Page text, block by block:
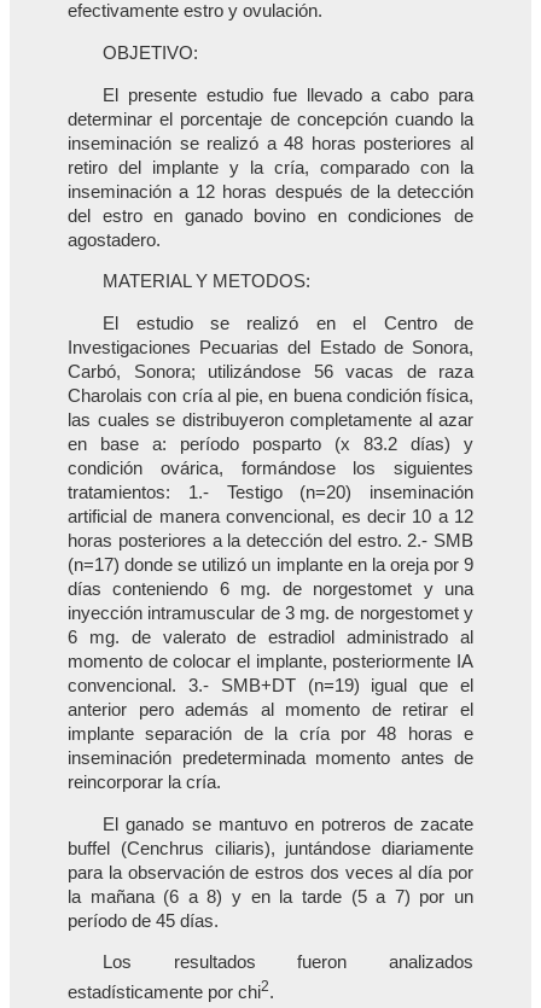
efectivamente estro y ovulación.
OBJETIVO:
El presente estudio fue llevado a cabo para
determinar el porcentaje de concepción cuando la
inseminación se realizó a 48 horas posteriores al
retiro del implante y la cría, comparado con la
inseminación a 12 horas después de la detección
del estro en ganado bovino en condiciones de
agostadero.
MATERIAL Y METODOS:
El estudio se realizó en el Centro de
Investigaciones Pecuarias del Estado de Sonora,
Carbó, Sonora; utilizándose 56 vacas de raza
Charolais con cría al pie, en buena condición física,
las cuales se distribuyeron completamente al azar
en base a: período posparto (x 83.2 días) y
condición ovárica, formándose los siguientes
tratamientos: 1.- Testigo (n=20) inseminación
artificial de manera convencional, es decir 10 a 12
horas posteriores a la detección del estro. 2.- SMB
(n=17) donde se utilizó un implante en la oreja por 9
días conteniendo 6 mg. de norgestomet y una
inyección intramuscular de 3 mg. de norgestomet y
6 mg. de valerato de estradiol administrado al
momento de colocar el implante, posteriormente IA
convencional. 3.- SMB+DT (n=19) igual que el
anterior pero además al momento de retirar el
implante separación de la cría por 48 horas e
inseminación predeterminada momento antes de
reincorporar la cría.
El ganado se mantuvo en potreros de zacate
buffel (Cenchrus ciliaris), juntándose diariamente
para la observación de estros dos veces al día por
la mañana (6 a 8) y en la tarde (5 a 7) por un
período de 45 días.
Los resultados fueron analizados
estadísticamente por chi2.